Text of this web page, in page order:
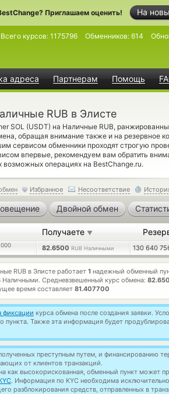
На
Приглашаем оценить!
адреса Партнерам Помощь
Всего курсов: 1175796 Обменников: 614
RUB в Элисте
SOL (USDT) на Наличные RUB,
обращая внимание также и на резервное
сервисом обменники проходят строгую
впервые, рекомендуем вам обратить
операциях на BestChange.ru.
Избранное Несоответствие
Двойной обмен
Получаете ▼
82.6500 RUB Наличными 130 640
RUB в Элисте работает 1 надежный обменный
Наличными. Средневзвешенный курс обмена:
время составляет 81.407700
фиксации курса обмена после создания заявки.
пункта. Также эта информация будет
преступным путем, и финансированию
от клиентов транзакций.
как высокорискованная, обменный пункт может
. Информация по KYC необходима
разблокирования средств, отправленных в